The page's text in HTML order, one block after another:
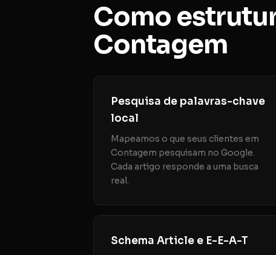
Como
Contagem
Pesquisa de palavras-chave
local
Mapeamos o que seus clientes em
Contagem pesquisam no Google.
Cada artigo responde a uma busca
real.
Schema Article e E-E-A-T